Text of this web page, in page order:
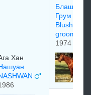
Хан
Блашинг
Грум /
Blushing
groom
1974